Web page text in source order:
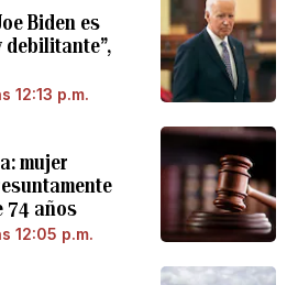
Biden es
debilitante”,
12:13 p.m.
mujer
74 años
12:05 p.m.